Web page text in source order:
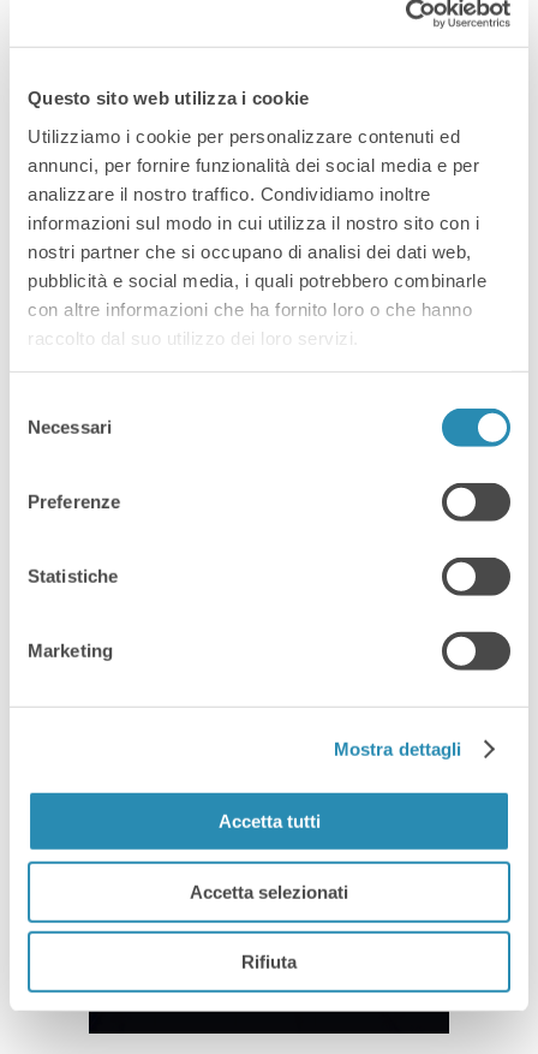
Questo sito web utilizza i cookie
Utilizziamo i cookie per personalizzare contenuti ed
annunci, per fornire funzionalità dei social media e per
analizzare il nostro traffico. Condividiamo inoltre
informazioni sul modo in cui utilizza il nostro sito con i
nostri partner che si occupano di analisi dei dati web,
pubblicità e social media, i quali potrebbero combinarle
con altre informazioni che ha fornito loro o che hanno
raccolto dal suo utilizzo dei loro servizi.
delNecessari
Preferenze
Statistiche
Marketing
Mostra dettagli
Accetta tutti
Accetta selezionati
Rifiuta
Share:
ironia, dati e zero peli sulla